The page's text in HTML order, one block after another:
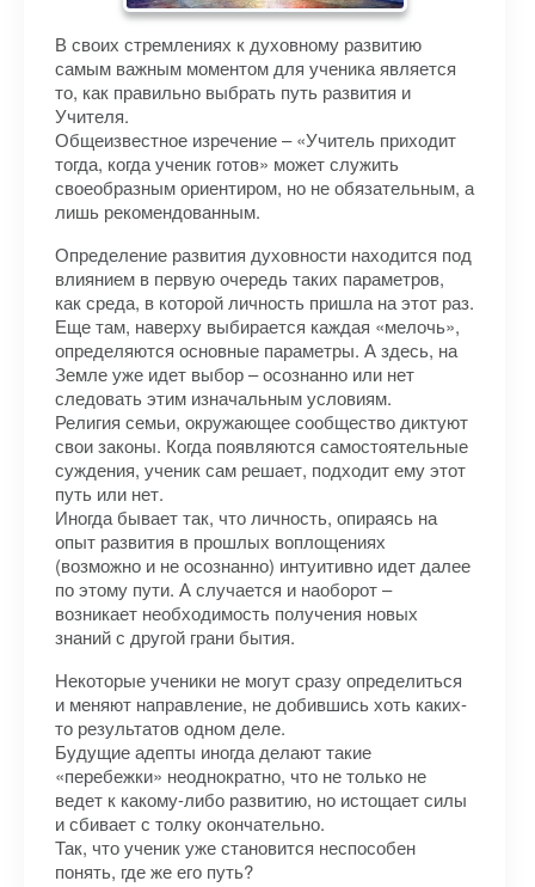
В своих стремлениях к духовному развитию
самым важным моментом для ученика является
то, как правильно выбрать путь развития и
Учителя.
Общеизвестное изречение – «Учитель приходит
тогда, когда ученик готов» может служить
своеобразным ориентиром, но не обязательным, а
лишь рекомендованным.
Определение развития духовности находится под
влиянием в первую очередь таких параметров,
как среда, в которой личность пришла на этот раз.
Еще там, наверху выбирается каждая «мелочь»,
определяются основные параметры. А здесь, на
Земле уже идет выбор – осознанно или нет
следовать этим изначальным условиям.
Религия семьи, окружающее сообщество диктуют
свои законы. Когда появляются самостоятельные
суждения, ученик сам решает, подходит ему этот
путь или нет.
Иногда бывает так, что личность, опираясь на
опыт развития в прошлых воплощениях
(возможно и не осознанно) интуитивно идет далее
по этому пути. А случается и наоборот –
возникает необходимость получения новых
знаний с другой грани бытия.
Некоторые ученики не могут сразу определиться
и меняют направление, не добившись хоть каких-
то результатов одном деле.
Будущие адепты иногда делают такие
«перебежки» неоднократно, что не только не
ведет к какому-либо развитию, но истощает силы
и сбивает с толку окончательно.
Так, что ученик уже становится неспособен
понять, где же его путь?